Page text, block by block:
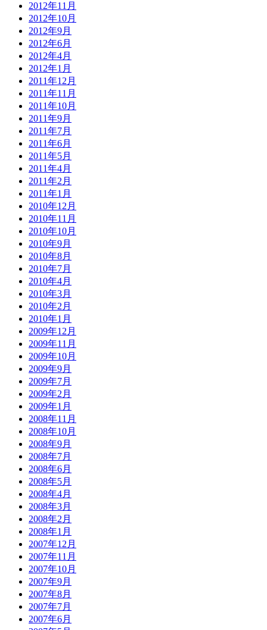
2012年11月
2012年10月
2012年9月
2012年6月
2012年4月
2012年1月
2011年12月
2011年11月
2011年10月
2011年9月
2011年7月
2011年6月
2011年5月
2011年4月
2011年2月
2011年1月
2010年12月
2010年11月
2010年10月
2010年9月
2010年8月
2010年7月
2010年4月
2010年3月
2010年2月
2010年1月
2009年12月
2009年11月
2009年10月
2009年9月
2009年7月
2009年2月
2009年1月
2008年11月
2008年10月
2008年9月
2008年7月
2008年6月
2008年5月
2008年4月
2008年3月
2008年2月
2008年1月
2007年12月
2007年11月
2007年10月
2007年9月
2007年8月
2007年7月
2007年6月